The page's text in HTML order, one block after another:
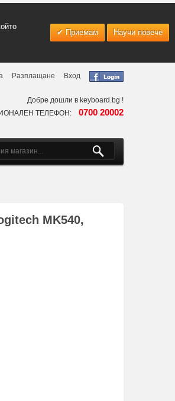
Приемам Научи повече
Разплащане Вход
Добре дошли в keyboard.bg !
ТЕЛЕФОН: 0700 20002
MK540,